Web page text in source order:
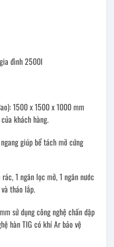
đình 2500l
1500 x 1500 x 1000 mm
khách hàng.
giúp bể tách mỡ cứng
1 ngăn lọc mỡ, 1 ngăn nước
tháo lắp.
sử dụng công nghệ chấn dập
hàn TIG có khí Ar bảo vệ